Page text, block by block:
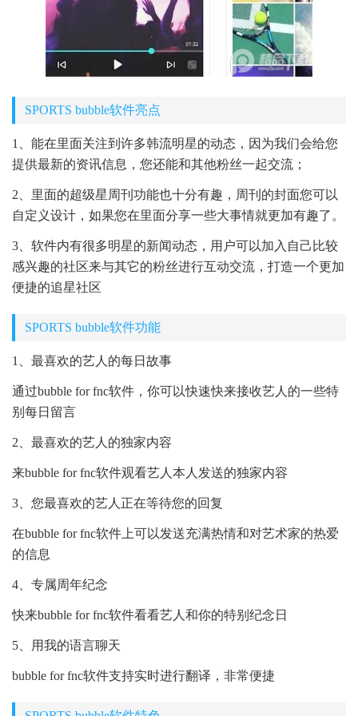
SPORTS bubble软件亮点
1、能在里面关注到许多韩流明星的动态，因为我们会给您
提供最新的资讯信息，您还能和其他粉丝一起交流；
2、里面的超级星周刊功能也十分有趣，周刊的封面您可以
自定义设计，如果您在里面分享一些大事情就更加有趣了。
3、软件内有很多明星的新闻动态，用户可以加入自己比较
感兴趣的社区来与其它的粉丝进行互动交流，打造一个更加
便捷的追星社区
SPORTS bubble软件功能
1、最喜欢的艺人的每日故事
通过bubble for fnc软件，你可以快速快来接收艺人的一些特
别每日留言
2、最喜欢的艺人的独家内容
来bubble for fnc软件观看艺人本人发送的独家内容
3、您最喜欢的艺人正在等待您的回复
在bubble for fnc软件上可以发送充满热情和对艺术家的热爱
的信息
4、专属周年纪念
快来bubble for fnc软件看看艺人和你的特别纪念日
5、用我的语言聊天
bubble for fnc软件支持实时进行翻译，非常便捷